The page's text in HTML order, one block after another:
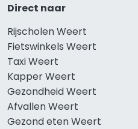
Direct naar
Rijscholen Weert
Fietswinkels Weert
Taxi Weert
Kapper Weert
Gezondheid Weert
Afvallen Weert
Gezond eten Weert